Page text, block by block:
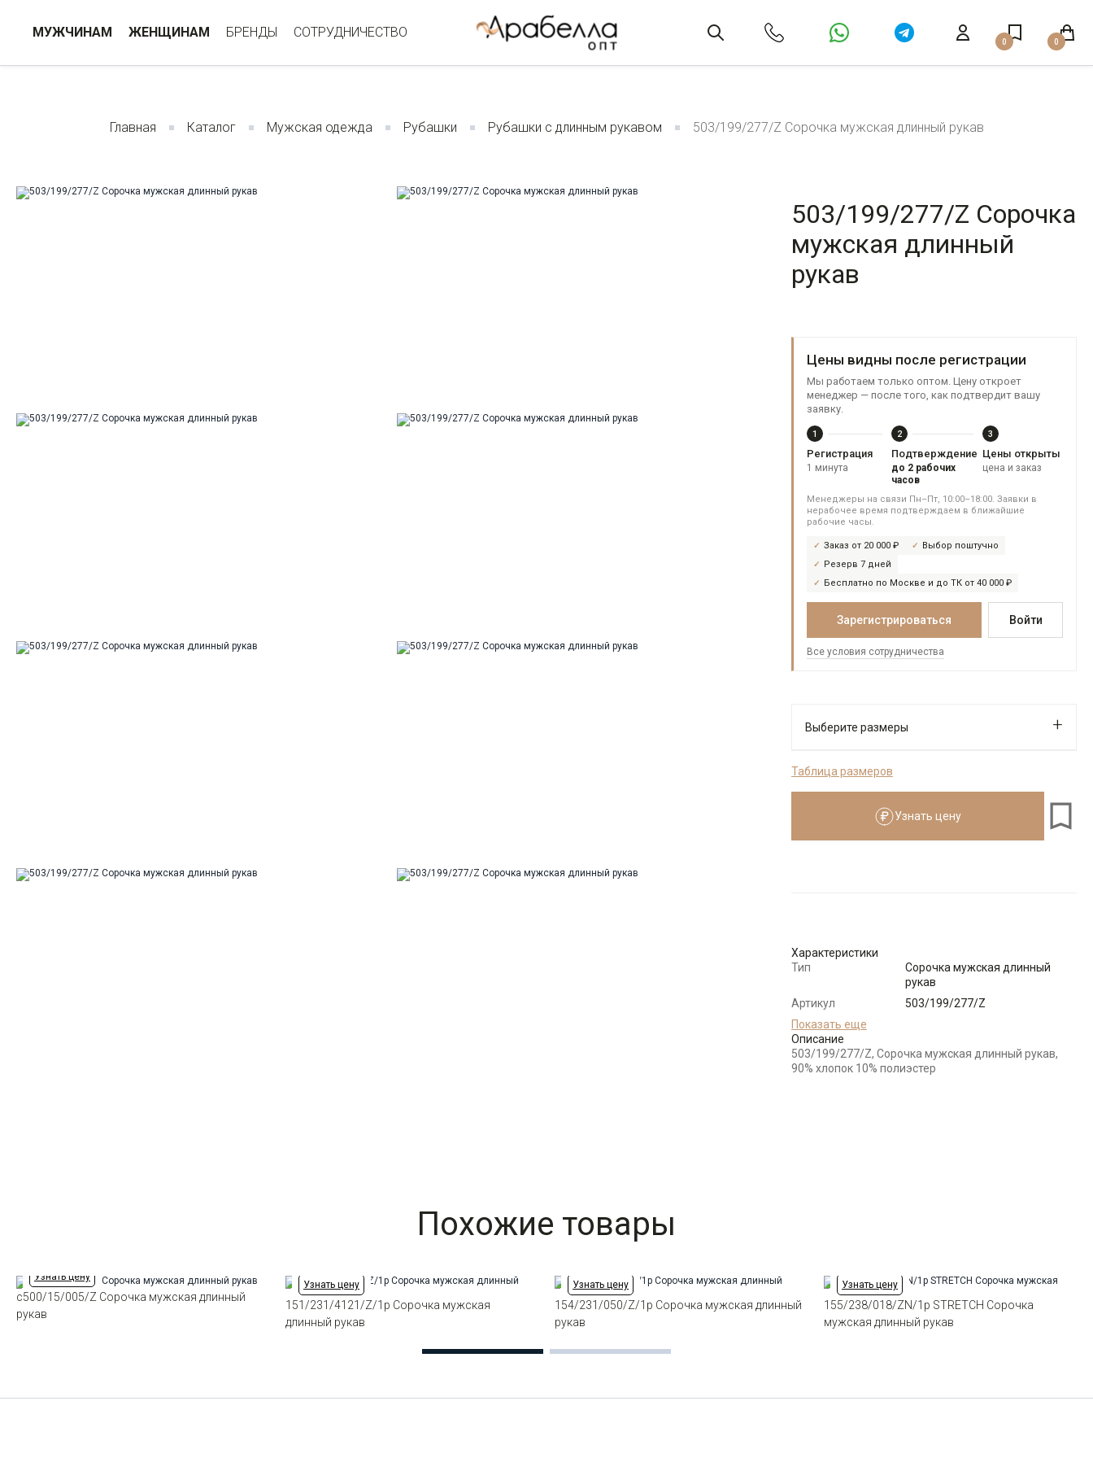
МУЖЧИНАМ ЖЕНЩИНАМ БРЕНДЫ СОТРУДНИЧЕСТВО
0 0
Главная Каталог Мужская одежда Рубашки Рубашки с длинным рукавом 503/199/277/Z Сорочка мужская длинный рукав
503/199/277/Z Сорочка
мужская длинный
рукав
Цены видны после регистрации
Мы работаем только оптом. Цену откроет
менеджер — после того, как подтвердит вашу
заявку.
1
Регистрация
1 минута
2
Подтверждение
до 2 рабочих
часов
3
Цены открыты
цена и заказ
Менеджеры на связи Пн–Пт, 10:00–18:00. Заявки в
нерабочее время подтверждаем в ближайшие
рабочие часы.
Заказ от 20 000 ₽
Выбор поштучно
Резерв 7 дней
Бесплатно по Москве и до ТК от 40 000 ₽
Зарегистрироваться Войти
Все условия сотрудничества
Выберите размеры
Выбрать размерный ряд
Таблица размеров
Узнать цену
Характеристики
Тип
Сорочка мужская длинный
рукав
Артикул
503/199/277/Z
Состав
сырья
Бренд
GREG
Показать еще
Описание
503/199/277/Z, Сорочка мужская длинный рукав,
90% хлопок 10% полиэстер
Похожие товары
Узнать цену
c500/15/005/Z Сорочка мужская длинный
рукав
Узнать цену
151/231/4121/Z/1p Сорочка мужская
длинный рукав
Узнать цену
154/231/050/Z/1p Сорочка мужская длинный
рукав
Узнать цену
155/238/018/ZN/1p STRETCH Сорочка
мужская длинный рукав